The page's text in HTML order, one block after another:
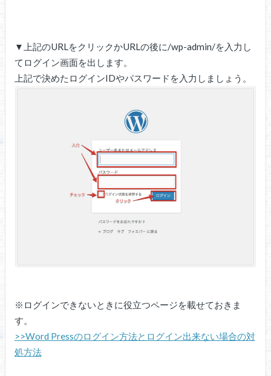
▼上記のURLをクリックかURLの後に/wp-admin/を入力し
てログイン画面を出します。
上記で決めたログインIDやパスワードを入力しましょう。
※ログインできないときに役立つページを載せておきま
す。
>>Word Pressのログイン方法とログイン出来ない場合の対
処方法